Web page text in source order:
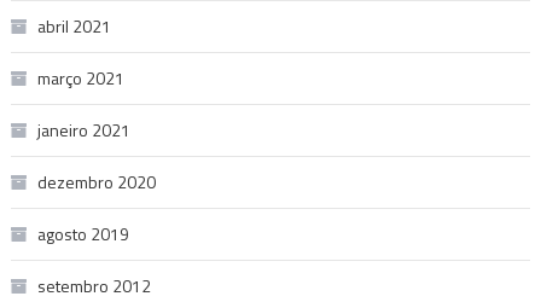
abril 2021
março 2021
janeiro 2021
dezembro 2020
agosto 2019
setembro 2012